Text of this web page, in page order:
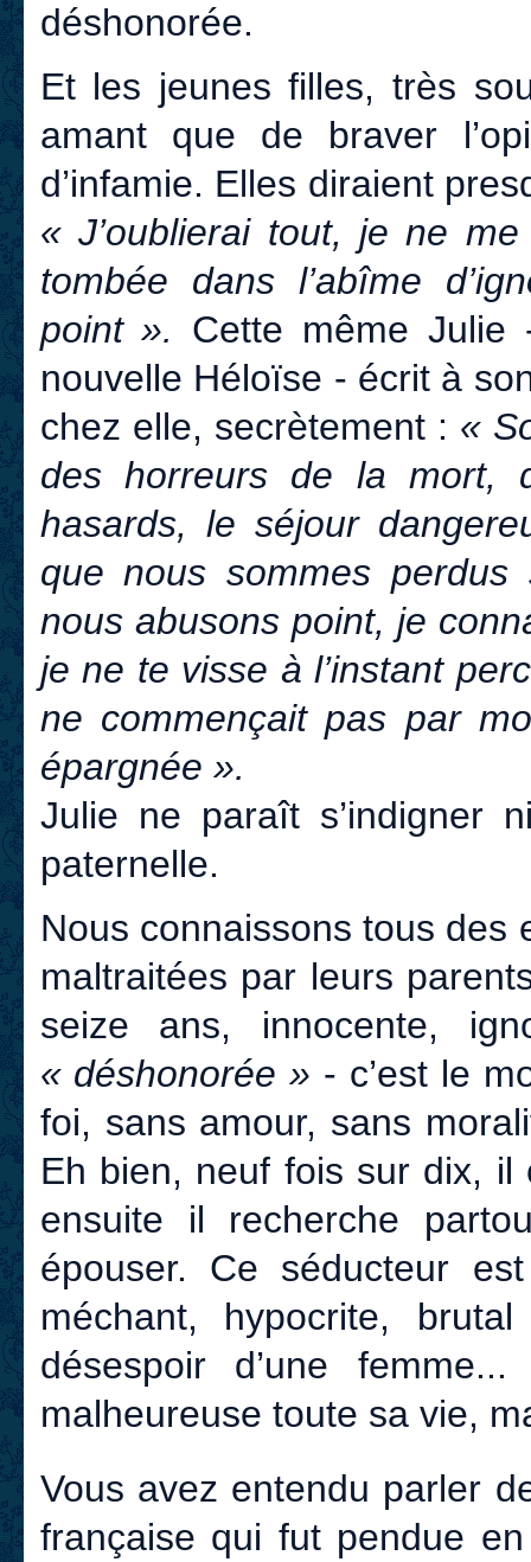
déshonorée.
Et les jeunes filles, très
amant que de braver
d’infamie. Elles diraient
« J’oublierai tout, je ne
tombée dans l’abîme
point ». Cette même Julie
nouvelle Héloïse - écrit à
chez elle, secrètement : «
des horreurs de la mort,
hasards, le séjour
que nous sommes
nous abusons point, je
je ne te visse à l’instant
ne commençait pas par
épargnée ».
Julie ne paraît s’indigner
paternelle.
Nous connaissons tous des
maltraitées par leurs
seize ans, innocente,
« déshonorée » - c’est le
foi, sans amour, sans
Eh bien, neuf fois sur dix,
ensuite il recherche
épouser. Ce séducteur
méchant, hypocrite,
désespoir d’une
malheureuse toute sa vie,
Vous avez entendu parler
française qui fut pendue